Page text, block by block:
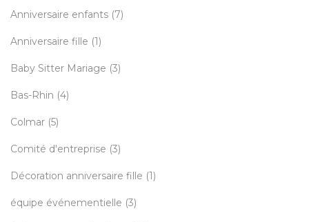
Anniversaire enfants (7)
Anniversaire fille (1)
Baby Sitter Mariage (3)
Bas-Rhin (4)
Colmar (5)
Comité d'entreprise (3)
Décoration anniversaire fille (1)
équipe événementielle (3)